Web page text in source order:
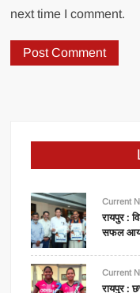
next time I comment.
Current
रायपुर :
सफल
Current
रायपुर :